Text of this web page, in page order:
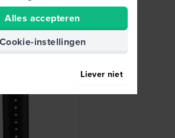
Alles accepteren
Cookie-instellingen
Liever niet